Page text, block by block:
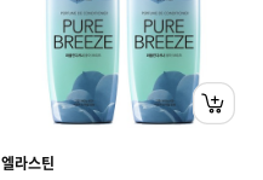
엘라스틴